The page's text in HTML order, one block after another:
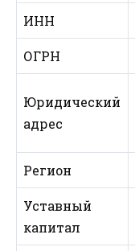
ИНН
ОГРН
Юридический
адрес
Регион
Уставный
капитал